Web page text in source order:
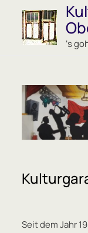
content
‘s
Seit dem Jahr